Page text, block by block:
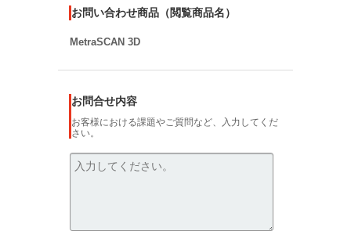
お問い合わせ商品（閲覧商品名）
MetraSCAN 3D
お問合せ内容
お客様における課題やご質問など、入力してくだ
さい。